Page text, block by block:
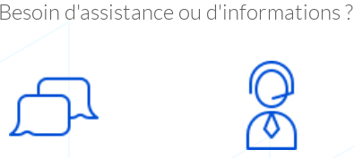
Besoin d'assistance ou d'informations ?